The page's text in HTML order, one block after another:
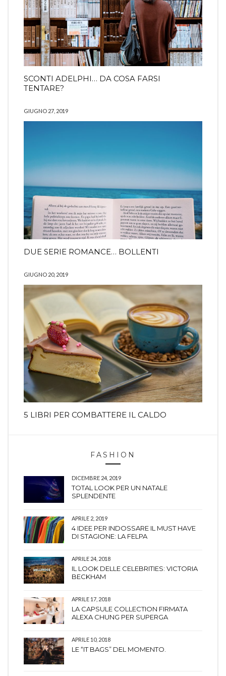
SCONTI ADELPHI… DA COSA FARSI
TENTARE?
GIUGNO 27, 2019
DUE SERIE ROMANCE… BOLLENTI
GIUGNO 20, 2019
5 LIBRI PER COMBATTERE IL CALDO
FASHION
DICEMBRE 24, 2019
TOTAL LOOK PER UN NATALE
SPLENDENTE
APRILE 2, 2019
4 IDEE PER INDOSSARE IL MUST HAVE
DI STAGIONE: LA FELPA
APRILE 24, 2018
IL LOOK DELLE CELEBRITIES: VICTORIA
BECKHAM
APRILE 17, 2018
LA CAPSULE COLLECTION FIRMATA
ALEXA CHUNG PER SUPERGA
APRILE 10, 2018
LE “IT BAGS” DEL MOMENTO.